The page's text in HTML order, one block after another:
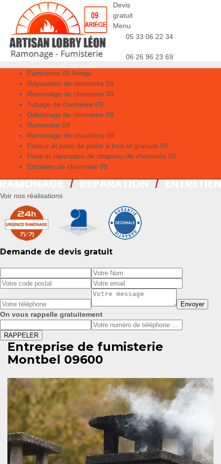
Devis
gratuit
Menu
05 33 06 22 34
06 26 96 23 69
Fumisterie 09 Ariège
Réparation de chmeinée 09
Ramonage de cheminée 09
Tubage de cheminée 09
Débistrage de cheminée 09
Ramoneur 09
Ramonage de chaudière 09
Poseur et pose de poêle à bois et granulé 09
Pose et réparation de chapeau de cheminée 09
Entretien de cheminée 09
Voir nos réalisations
Demande de devis gratuit
On vous rappelle gratuitement
Entreprise de fumisterie
Montbel 09600